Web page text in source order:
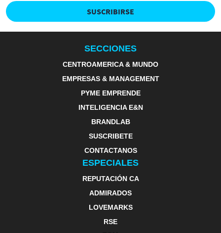
SUSCRIBIRSE
SECCIONES
CENTROAMERICA & MUNDO
EMPRESAS & MANAGEMENT
PYME EMPRENDE
INTELIGENCIA E&N
BRANDLAB
SUSCRIBETE
CONTACTANOS
ESPECIALES
REPUTACIÓN CA
ADMIRADOS
LOVEMARKS
RSE